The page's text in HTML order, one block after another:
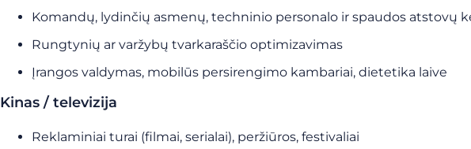
Komandų, lydinčių asmenų, techninio personalo ir spaudos atstovų
Rungtynių ar varžybų tvarkaraščio optimizavimas
Įrangos valdymas, mobilūs persirengimo kambariai, dietetika laive
Kinas / televizija
Reklaminiai turai (filmai, serialai), peržiūros, festivaliai